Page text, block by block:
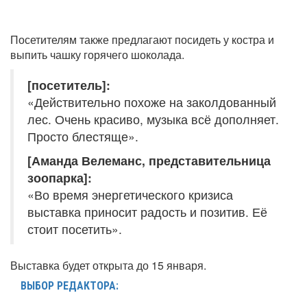
Посетителям также предлагают посидеть у костра и
выпить чашку горячего шоколада.
[посетитель]:
«Действительно похоже на заколдованный
лес. Очень красиво, музыка всё дополняет.
Просто блестяще».
[Аманда Велеманс, представительница
зоопарка]:
«Во время энергетического кризиса
выставка приносит радость и позитив. Её
стоит посетить».
Выставка будет открыта до 15 января.
ВЫБОР РЕДАКТОРА: